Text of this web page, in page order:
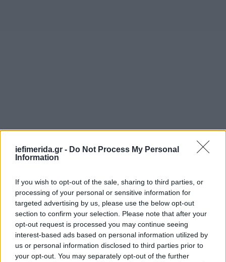
iefimerida.gr - Do Not Process My Personal
Information
If you wish to opt-out of the sale, sharing to third parties, or
processing of your personal or sensitive information for
targeted advertising by us, please use the below opt-out
section to confirm your selection. Please note that after your
opt-out request is processed you may continue seeing
interest-based ads based on personal information utilized by
us or personal information disclosed to third parties prior to
your opt-out. You may separately opt-out of the further